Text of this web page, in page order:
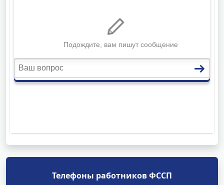
Телефоны работников ФССП